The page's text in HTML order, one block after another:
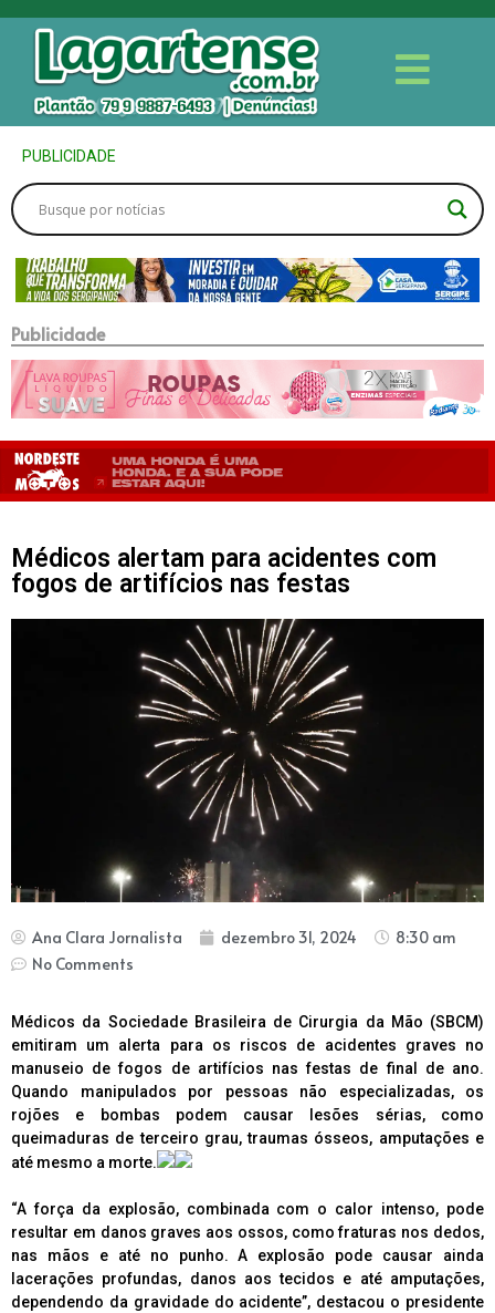
PUBLICIDADE
Publicidade
Médicos alertam para acidentes com
fogos de artifícios nas festas
Ana Clara Jornalista dezembro 31, 2024
8:30 am
No Comments
Médicos da Sociedade Brasileira de Cirurgia da Mão (SBCM)
emitiram um alerta para os riscos de acidentes graves no
manuseio de fogos de artifícios nas festas de final de ano.
Quando manipulados por pessoas não especializadas, os
rojões e bombas podem causar lesões sérias, como
queimaduras de terceiro grau, traumas ósseos, amputações e
até mesmo a morte.
“A força da explosão, combinada com o calor intenso, pode
resultar em danos graves aos ossos, como fraturas nos dedos,
nas mãos e até no punho. A explosão pode causar ainda
lacerações profundas, danos aos tecidos e até amputações,
dependendo da gravidade do acidente”, destacou o presidente